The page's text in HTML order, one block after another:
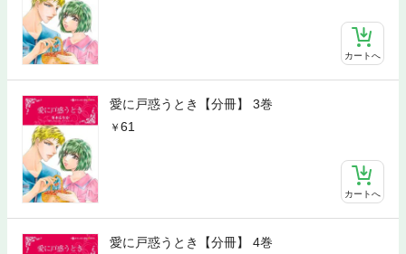
カートへ
愛に戸惑うとき【分冊】 3巻
61
カートへ
愛に戸惑うとき【分冊】 4巻